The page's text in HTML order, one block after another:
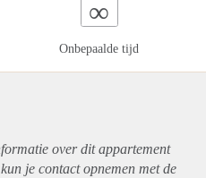
∞
Onbepaalde tijd
over ditappartement
je contact opnemen met de